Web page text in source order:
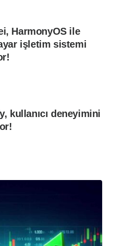
HarmonyOS ile
işletim sistemi
kullanıcı deneyimini